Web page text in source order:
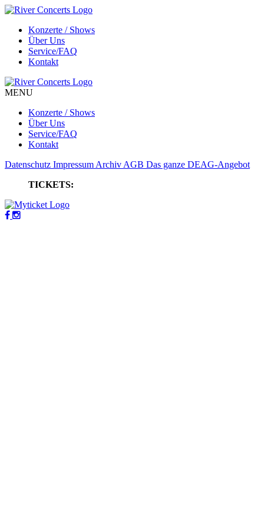
Konzerte / Shows
Über Uns
Service/FAQ
Kontakt
MENU
Konzerte / Shows
Über Uns
Service/FAQ
Kontakt
Datenschutz Impressum Archiv AGB Das ganze DEAG-Angebot
TICKETS: